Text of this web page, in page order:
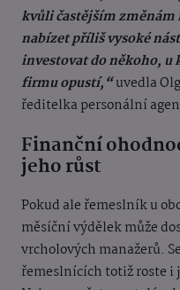
kvůli častějším
nabízet příliš vysoké
investovat do někoho, u
firmu opustí,“uvedla
ředitelka personální
Finanční
jeho růst
Pokud ale řemeslník u
měsíční výdělek může
vrcholových manažerů.
řemeslnících totiž roste